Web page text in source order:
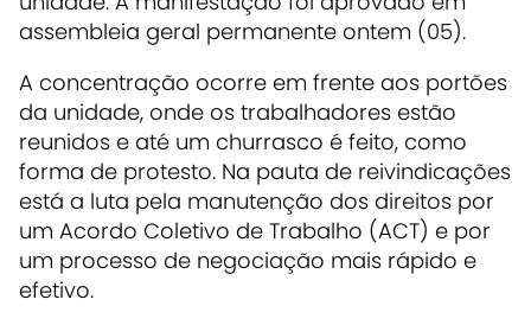
assembleia geral permanente ontem (05).
A concentração ocorre em frente aos portões
da unidade, onde os trabalhadores estão
reunidos e até um churrasco é feito, como
forma de protesto. Na pauta de reivindicações
está a luta pela manutenção dos direitos por
um Acordo Coletivo de Trabalho (ACT) e por
um processo de negociação mais rápido e
efetivo.